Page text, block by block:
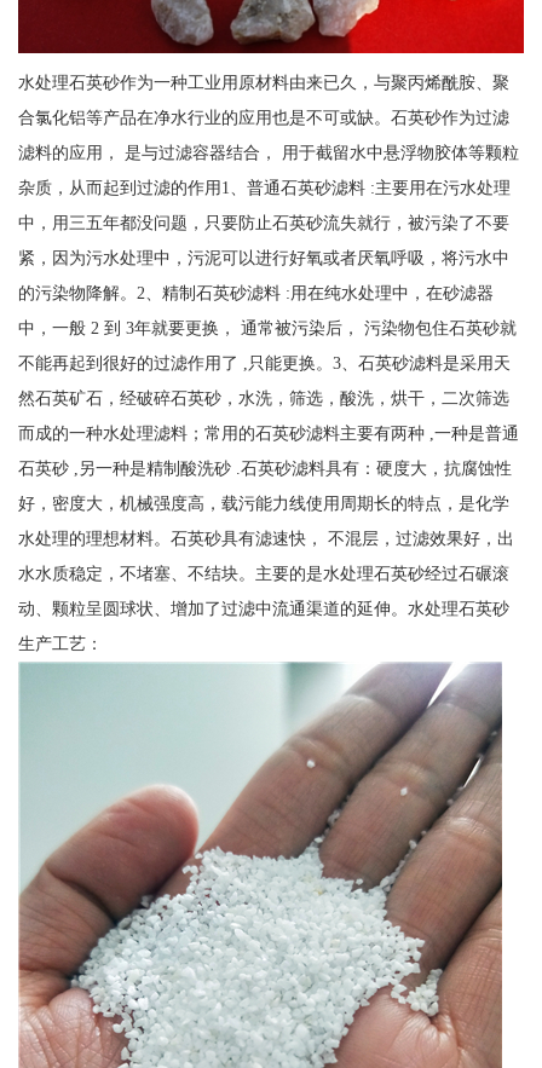
水处理石英砂作为一种工业用原材料由来已久，与聚丙烯酰胺、聚
合氯化铝等产品在净水行业的应用也是不可或缺。石英砂作为过滤
滤料的应用， 是与过滤容器结合， 用于截留水中悬浮物胶体等颗粒
杂质，从而起到过滤的作用1、普通石英砂滤料 :主要用在污水处理
中，用三五年都没问题，只要防止石英砂流失就行，被污染了不要
紧，因为污水处理中，污泥可以进行好氧或者厌氧呼吸，将污水中
的污染物降解。2、精制石英砂滤料 :用在纯水处理中，在砂滤器
中，一般 2 到 3年就要更换， 通常被污染后， 污染物包住石英砂就
不能再起到很好的过滤作用了 ,只能更换。3、石英砂滤料是采用天
然石英矿石，经破碎石英砂，水洗，筛选，酸洗，烘干，二次筛选
而成的一种水处理滤料；常用的石英砂滤料主要有两种 ,一种是普通
石英砂 ,另一种是精制酸洗砂 .石英砂滤料具有：硬度大，抗腐蚀性
好，密度大，机械强度高，载污能力线使用周期长的特点，是化学
水处理的理想材料。石英砂具有滤速快， 不混层，过滤效果好，出
水水质稳定，不堵塞、不结块。主要的是水处理石英砂经过石碾滚
动、颗粒呈圆球状、增加了过滤中流通渠道的延伸。水处理石英砂
生产工艺：